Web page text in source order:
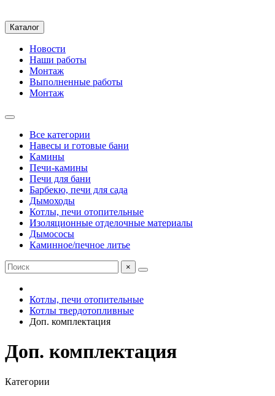
Каталог
Новости
Наши работы
Монтаж
Выполненные работы
Монтаж
Все категории
Навесы и готовые бани
Камины
Печи-камины
Печи для бани
Барбекю, печи для сада
Дымоходы
Котлы, печи отопительные
Изоляционные отделочные материалы
Дымососы
Каминное/печное литье
×
Котлы, печи отопительные
Котлы твердотопливные
Доп. комплектация
Доп. комплектация
Категории